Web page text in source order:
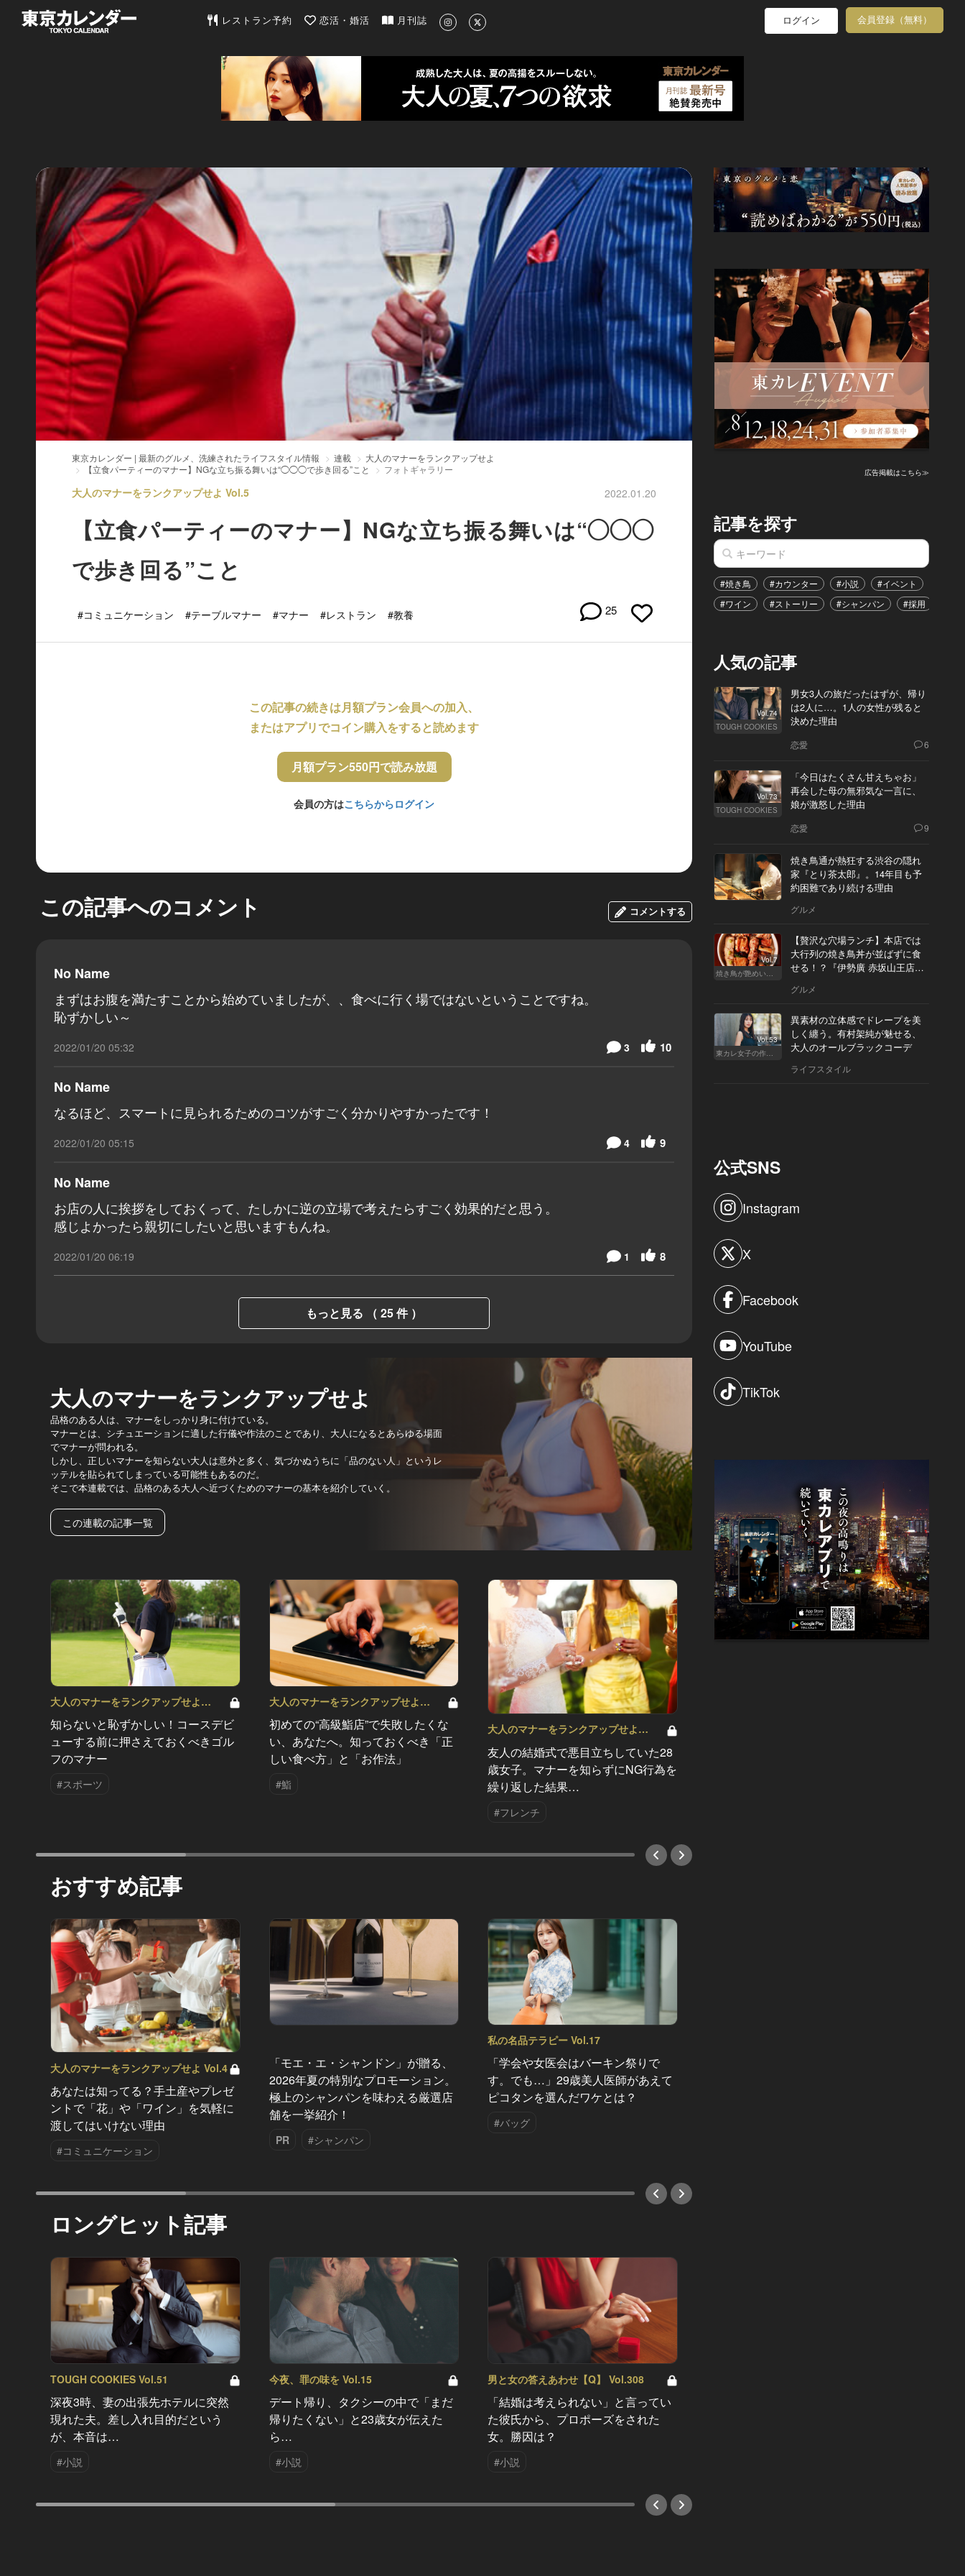
東京カレンダー | 最新のグルメ、洗練されたライフスタイル情報
レストラン予約 恋活・婚活 月刊誌 ログイン 会員登録（無料）
東京カレンダー | 最新のグルメ、洗練されたライフスタイル情報 連載
大人のマナーをランクアップせよ
【立食パーティーのマナー】NGな立ち振る舞いは“◯◯◯で歩き回る”こと
フォトギャラリー
大人のマナーをランクアップせよ Vol.5 2022.01.20
【立食パーティーのマナー】NGな立ち振る舞いは“◯◯◯
で歩き回る”こと
#コミュニケーション #テーブルマナー #マナー #レストラン #教養 25
この記事の続きは月額プラン会員への加入、
またはアプリでコイン購入をすると読めます
月額プラン550円で読み放題
会員の方はこちらからログイン
この記事へのコメント コメントする
No Name
まずはお腹を満たすことから始めていましたが、、食べに行く場ではないということですね。
恥ずかしい～
2022/01/20 05:32 10
3
No Name
なるほど、スマートに見られるためのコツがすごく分かりやすかったです！
2022/01/20 05:15 9
4
No Name
お店の人に挨拶をしておくって、たしかに逆の立場で考えたらすごく効果的だと思う。
感じよかったら親切にしたいと思いますもんね。
2022/01/20 06:19 8
1
もっと見る （ 25 件 ）
大人のマナーをランクアップせよ
品格のある人は、マナーをしっかり身に付けている。
マナーとは、シチュエーションに適した行儀や作法のことであり、大人になるとあらゆる場面
でマナーが問われる。
しかし、正しいマナーを知らない大人は意外と多く、気づかぬうちに「品のない人」というレ
ッテルを貼られてしまっている可能性もあるのだ。
そこで本連載では、品格のある大人へ近づくためのマナーの基本を紹介していく。
この連載の記事一覧
大人のマナーをランクアップせよ
Vol.15
知らないと恥ずかしい！コースデビ
ューする前に押さえておくべきゴル
フのマナー
#スポーツ
大人のマナーをランクアップせよ
Vol.14
初めての“高級鮨店”で失敗したくな
い、あなたへ。知っておくべき「正
しい食べ方」と「お作法」
#鮨
大人のマナーをランクアップせよ
友人の結婚式で悪目立ちしていた28
歳女子。マナーを知らずにNG行為を
繰り返した結果…
#フレンチ
おすすめ記事
大人のマナーをランクアップせよ Vol.4
あなたは知ってる？手土産やプレゼ
ントで「花」や「ワイン」を気軽に
渡してはいけない理由
#コミュニケーション
「モエ・エ・シャンドン」が贈る、
2026年夏の特別なプロモーション。
極上のシャンパンを味わえる厳選店
舗を一挙紹介！
PR #シャンパン
私の名品テラピー Vol.17
「学会や女医会はバーキン祭りで
す。でも…」29歳美人医師があえて
ピコタンを選んだワケとは？
#バッグ
ロングヒット記事
TOUGH COOKIES Vol.51
深夜3時、妻の出張先ホテルに突然
現れた夫。差し入れ目的だという
が、本音は…
#小説
今夜、罪の味を Vol.15
デート帰り、タクシーの中で「まだ
帰りたくない」と23歳女が伝えた
ら…
#小説
男と女の答えあわせ【Q】 Vol.308
「結婚は考えられない」と言ってい
た彼氏から、プロポーズをされた
女。勝因は？
#小説
広告掲載はこちら≫
記事を探す
#焼き鳥 #カウンター #小説 #イベント
#ワイン
#ストーリー #シャンパン #採用
人気の記事
Vol.74
TOUGH COOKIES
男女3人の旅だったはずが、帰り
は2人に…。1人の女性が残ると
決めた理由
恋愛 6
Vol.73
TOUGH COOKIES
「今日はたくさん甘えちゃお」
再会した母の無邪気な一言に、
娘が激怒した理由
恋愛 9
焼き鳥通が熱狂する渋谷の隠れ
家『とり茶太郎』。14年目も予
約困難であり続ける理由
グルメ
Vol.7
焼き鳥が艶めいてきた
【贅沢な穴場ランチ】本店では
大行列の焼き鳥丼が並ばずに食
せる！？『伊勢廣 赤坂山王店』
グルメ
Vol.53
東カレ女子の作り方
異素材の立体感でドレープを美
しく纏う。有村架純が魅せる、
大人のオールブラックコーデ
ライフスタイル
公式SNS
Instagram
X
Facebook
YouTube
TikTok